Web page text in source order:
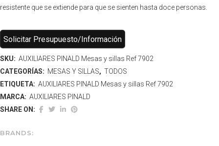
resistente que se extiende para que se sienten hasta doce personas.
Solicitar Presupuesto/Información
SKU: AUXILIARES PINALD Mesas y sillas Ref 7902
CATEGORÍAS: MESAS Y SILLAS, TODOS
ETIQUETA: AUXILIARES PINALD Mesas y sillas Ref 7902
MARCA: AUXILIARES PINALD
SHARE ON:
BRANDS: